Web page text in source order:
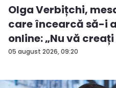
05 august 2026, 09:20
Olga Verbițchi,
care încearcă să-i
online: „Nu vă